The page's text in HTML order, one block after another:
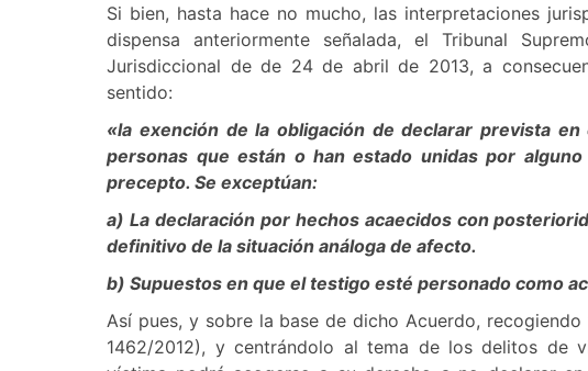
Si bien, hasta hace no mucho, las interpretaciones
dispensa anteriormente señalada, el Tribunal
Jurisdiccional de de 24 de abril de 2013, a
sentido:
«la exención de la obligación de declarar prevista en
personas que están o han estado unidas por
precepto. Se exceptúan:
a) La declaración por hechos acaecidos con
definitivo de la situación análoga de afecto.
b) Supuestos en que el testigo esté personado como
Así pues, y sobre la base de dicho Acuerdo,
1462/2012), y centrándolo al tema de los delitos de